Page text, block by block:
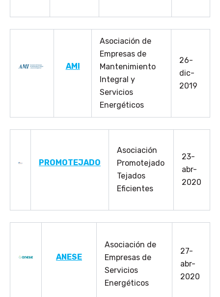
AMI
Asociación de
Empresas de
Mantenimiento
Integral y
Servicios
Energéticos
26-
dic-
2019
PROMOTEJADO
Asociación
Promotejado
Tejados
Eficientes
23-
abr-
2020
AN ESE
Asociación de
Empresas de
Servicios
Energéticos
27-
abr-
2020